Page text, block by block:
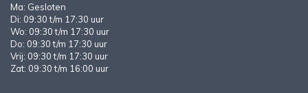
Ma: Gesloten
Di: 09:30 t/m 17:30 uur
Wo: 09:30 t/m 17:30 uur
Do: 09:30 t/m 17:30 uur
Vrij: 09:30 t/m 17:30 uur
Zat: 09:30 t/m 16:00 uur